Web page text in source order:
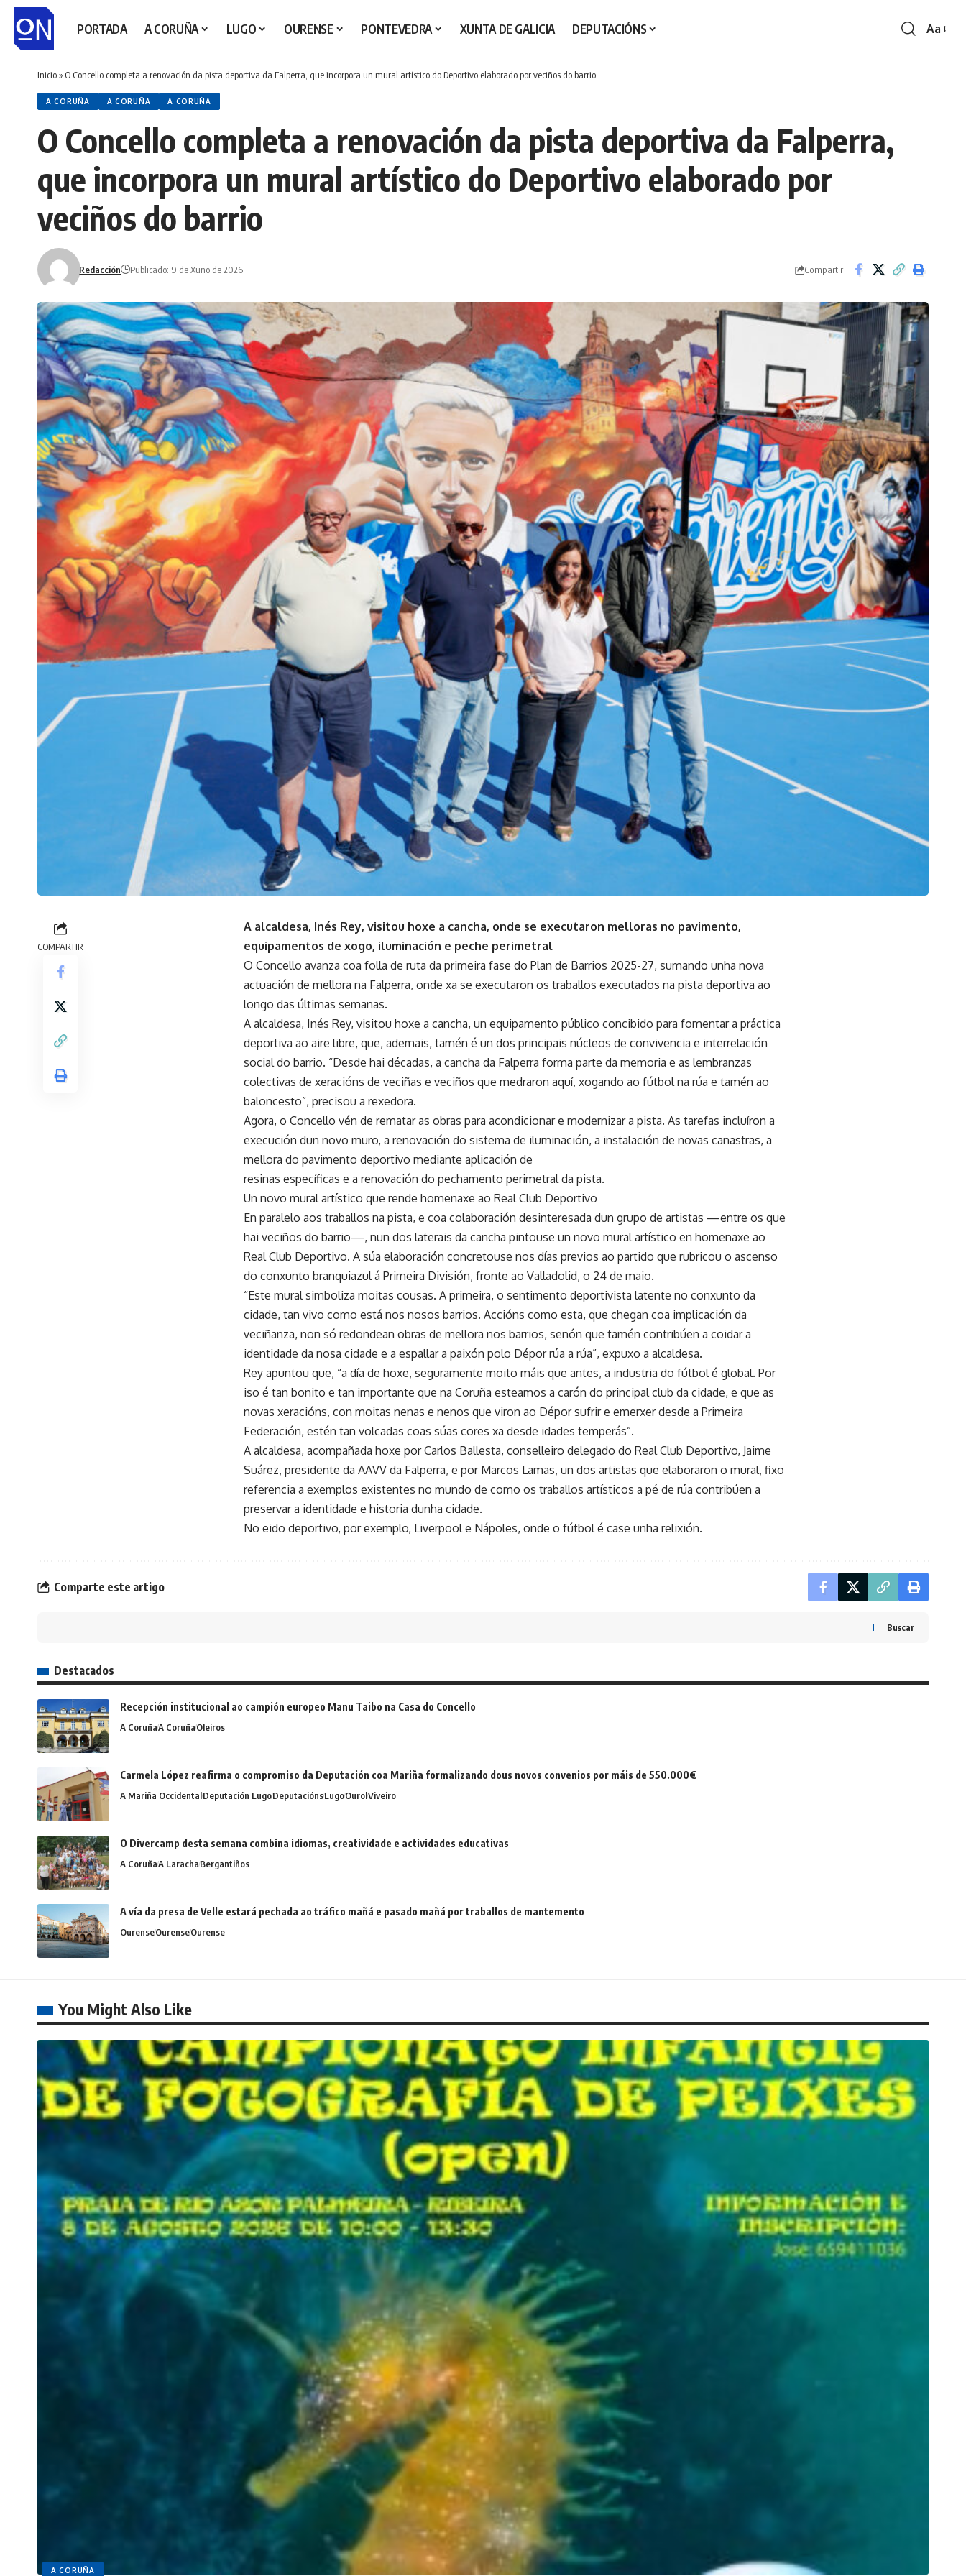
PORTADA A CORUÑA LUGO OURENSE PONTEVEDRA XUNTA DE GALICIA DEPUTACIÓNS Aa
Inicio» O Concello completa a renovación da pista deportiva da Falperra, que incorpora un mural artístico do Deportivo elaborado por veciños do barrio
A CORUÑA A CORUÑA A CORUÑA
O Concello completa a renovación da pista deportiva da Falperra,
que incorpora un mural artístico do Deportivo elaborado por
veciños do barrio
Redacción Publicado: 9 de Xuño de 2026 Compartir
COMPARTIR
A alcaldesa, Inés Rey, visitou hoxe a cancha, onde se executaron melloras no pavimento,
equipamentos de xogo, iluminación e peche perimetral
O Concello avanza coa folla de ruta da primeira fase do Plan de Barrios 2025-27, sumando unha nova
actuación de mellora na Falperra, onde xa se executaron os traballos executados na pista deportiva ao
longo das últimas semanas.
A alcaldesa, Inés Rey, visitou hoxe a cancha, un equipamento público concibido para fomentar a práctica
deportiva ao aire libre, que, ademais, tamén é un dos principais núcleos de convivencia e interrelación
social do barrio. “Desde hai décadas, a cancha da Falperra forma parte da memoria e as lembranzas
colectivas de xeracións de veciñas e veciños que medraron aquí, xogando ao fútbol na rúa e tamén ao
baloncesto”, precisou a rexedora.
Agora, o Concello vén de rematar as obras para acondicionar e modernizar a pista. As tarefas incluíron a
execución dun novo muro, a renovación do sistema de iluminación, a instalación de novas canastras, a
mellora do pavimento deportivo mediante aplicación de
resinas específicas e a renovación do pechamento perimetral da pista.
Un novo mural artístico que rende homenaxe ao Real Club Deportivo
En paralelo aos traballos na pista, e coa colaboración desinteresada dun grupo de artistas —entre os que
hai veciños do barrio—, nun dos laterais da cancha pintouse un novo mural artístico en homenaxe ao
Real Club Deportivo. A súa elaboración concretouse nos días previos ao partido que rubricou o ascenso
do conxunto branquiazul á Primeira División, fronte ao Valladolid, o 24 de maio.
“Este mural simboliza moitas cousas. A primeira, o sentimento deportivista latente no conxunto da
cidade, tan vivo como está nos nosos barrios. Accións como esta, que chegan coa implicación da
veciñanza, non só redondean obras de mellora nos barrios, senón que tamén contribúen a coidar a
identidade da nosa cidade e a espallar a paixón polo Dépor rúa a rúa”, expuxo a alcaldesa.
Rey apuntou que, “a día de hoxe, seguramente moito máis que antes, a industria do fútbol é global. Por
iso é tan bonito e tan importante que na Coruña esteamos a carón do principal club da cidade, e que as
novas xeracións, con moitas nenas e nenos que viron ao Dépor sufrir e emerxer desde a Primeira
Federación, estén tan volcadas coas súas cores xa desde idades temperás”.
A alcaldesa, acompañada hoxe por Carlos Ballesta, conselleiro delegado do Real Club Deportivo, Jaime
Suárez, presidente da AAVV da Falperra, e por Marcos Lamas, un dos artistas que elaboraron o mural, fixo
referencia a exemplos existentes no mundo de como os traballos artísticos a pé de rúa contribúen a
preservar a identidade e historia dunha cidade.
No eido deportivo, por exemplo, Liverpool e Nápoles, onde o fútbol é case unha relixión.
Comparte este artigo
Buscar
Destacados
Recepción institucional ao campión europeo Manu Taibo na Casa do Concello
A CoruñaA CoruñaOleiros
Carmela López reafirma o compromiso da Deputación coa Mariña formalizando dous novos convenios por máis de 550.000€
A Mariña OccidentalDeputación LugoDeputaciónsLugoOurolViveiro
O Divercamp desta semana combina idiomas, creatividade e actividades educativas
A CoruñaA LarachaBergantiños
A vía da presa de Velle estará pechada ao tráfico mañá e pasado mañá por traballos de mantemento
OurenseOurenseOurense
You Might Also Like
A CORUÑA